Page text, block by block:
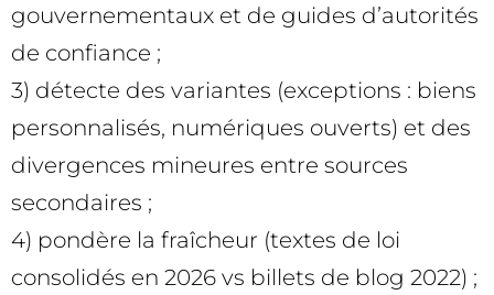
gouvernementaux et de guides d’autorités
de confiance ;
3) détecte des variantes (exceptions : biens
personnalisés, numériques ouverts) et des
divergences mineures entre sources
secondaires ;
4) pondère la fraîcheur (textes de loi
consolidés en 2026 vs billets de blog 2022) ;